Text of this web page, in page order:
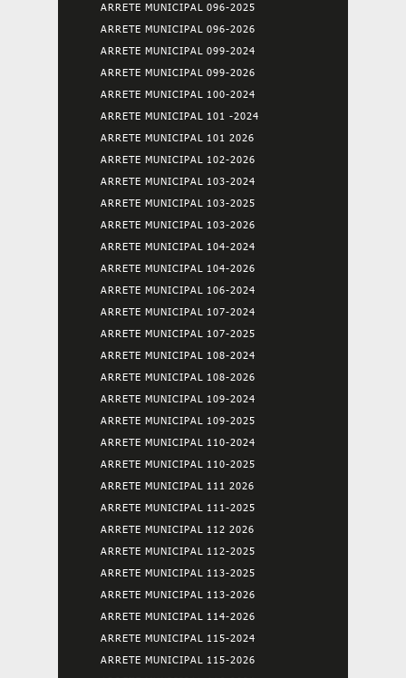
ARRETE MUNICIPAL 096-2025
ARRETE MUNICIPAL 096-2026
ARRETE MUNICIPAL 099-2024
ARRETE MUNICIPAL 099-2026
ARRETE MUNICIPAL 100-2024
ARRETE MUNICIPAL 101 -2024
ARRETE MUNICIPAL 101 2026
ARRETE MUNICIPAL 102-2026
ARRETE MUNICIPAL 103-2024
ARRETE MUNICIPAL 103-2025
ARRETE MUNICIPAL 103-2026
ARRETE MUNICIPAL 104-2024
ARRETE MUNICIPAL 104-2026
ARRETE MUNICIPAL 106-2024
ARRETE MUNICIPAL 107-2024
ARRETE MUNICIPAL 107-2025
ARRETE MUNICIPAL 108-2024
ARRETE MUNICIPAL 108-2026
ARRETE MUNICIPAL 109-2024
ARRETE MUNICIPAL 109-2025
ARRETE MUNICIPAL 110-2024
ARRETE MUNICIPAL 110-2025
ARRETE MUNICIPAL 111 2026
ARRETE MUNICIPAL 111-2025
ARRETE MUNICIPAL 112 2026
ARRETE MUNICIPAL 112-2025
ARRETE MUNICIPAL 113-2025
ARRETE MUNICIPAL 113-2026
ARRETE MUNICIPAL 114-2026
ARRETE MUNICIPAL 115-2024
ARRETE MUNICIPAL 115-2026